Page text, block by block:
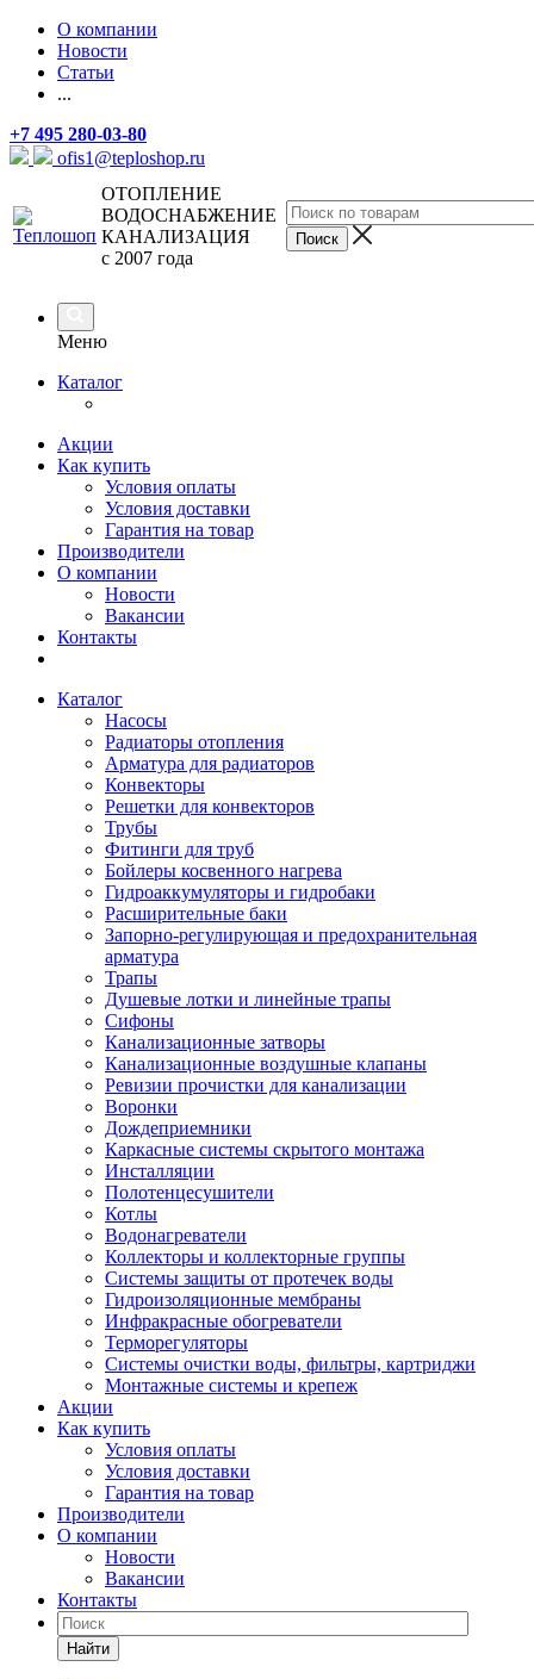
О компании
Новости
Статьи
...
+7 495 280-03-80
ofis1@teploshop.ru
ОТОПЛЕНИЕ
ВОДОСНАБЖЕНИЕ
КАНАЛИЗАЦИЯ
с 2007 года
Меню
Каталог
Акции
Как купить
Условия оплаты
Условия доставки
Гарантия на товар
Производители
О компании
Новости
Вакансии
Контакты
Каталог
Насосы
Радиаторы отопления
Арматура для радиаторов
Конвекторы
Решетки для конвекторов
Трубы
Фитинги для труб
Бойлеры косвенного нагрева
Гидроаккумуляторы и гидробаки
Расширительные баки
Запорно-регулирующая и предохранительная
арматура
Трапы
Душевые лотки и линейные трапы
Сифоны
Канализационные затворы
Канализационные воздушные клапаны
Ревизии прочистки для канализации
Воронки
Дождеприемники
Каркасные системы скрытого монтажа
Инсталляции
Полотенцесушители
Котлы
Водонагреватели
Коллекторы и коллекторные группы
Системы защиты от протечек воды
Гидроизоляционные мембраны
Инфракрасные обогреватели
Терморегуляторы
Системы очистки воды, фильтры, картриджи
Монтажные системы и крепеж
Акции
Как купить
Условия оплаты
Условия доставки
Гарантия на товар
Производители
О компании
Новости
Вакансии
Контакты
Найти